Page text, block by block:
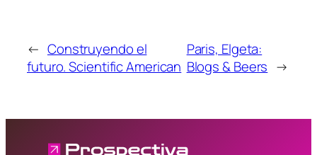
← Construyendo el
futuro. Scientific American
Paris, Elgeta:
Blogs & Beers →